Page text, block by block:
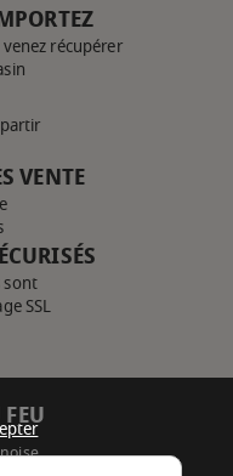
récupérer
VENTE
sont
SSL